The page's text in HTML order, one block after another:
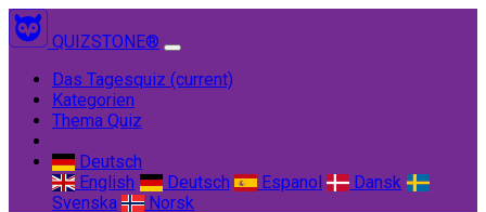
QUIZSTONE®
Das Tagesquiz (current)
Kategorien
Thema Quiz
Deutsch
English
Deutsch Espanol
Dansk
Svenska
Norsk